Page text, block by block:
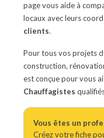
page vous aide à
locaux avec leurs
clients.
Pour tous vos projets
construction,
est conçue pour vous
Chauffagistes
Vous êtes un
Créez votre fiche